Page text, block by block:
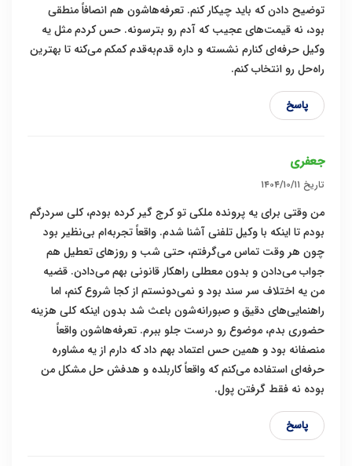
توضیح دادن که باید چیکار کنم. تعرفه‌هاشون هم انصافاً منطقی
بود، نه قیمت‌های عجیب که آدم رو بترسونه. حس کردم مثل یه
وکیل حرفه‌ای کنارم نشسته و داره قدم‌به‌قدم کمکم می‌کنه تا بهترین
راه‌حل رو انتخاب کنم.
پاسخ
جعفری
تاریخ ۱۴۰۴/۱۰/۱۱
من وقتی برای یه پرونده ملکی تو کرج گیر کرده بودم، کلی سردرگم
بودم تا اینکه با وکیل تلفنی آشنا شدم. واقعاً تجربه‌ام بی‌نظیر بود
چون هر وقت تماس می‌گرفتم، حتی شب و روزهای تعطیل هم
جواب می‌دادن و بدون معطلی راهکار قانونی بهم می‌دادن. قضیه
من یه اختلاف سر سند بود و نمی‌دونستم از کجا شروع کنم، اما
راهنمایی‌های دقیق و صبورانه‌شون باعث شد بدون اینکه کلی هزینه
حضوری بدم، موضوع رو درست جلو ببرم. تعرفه‌هاشون واقعاً
منصفانه بود و همین حس اعتماد بهم داد که دارم از یه مشاوره
حرفه‌ای استفاده می‌کنم که واقعاً کاربلده و هدفش حل مشکل من
بوده نه فقط گرفتن پول.
پاسخ